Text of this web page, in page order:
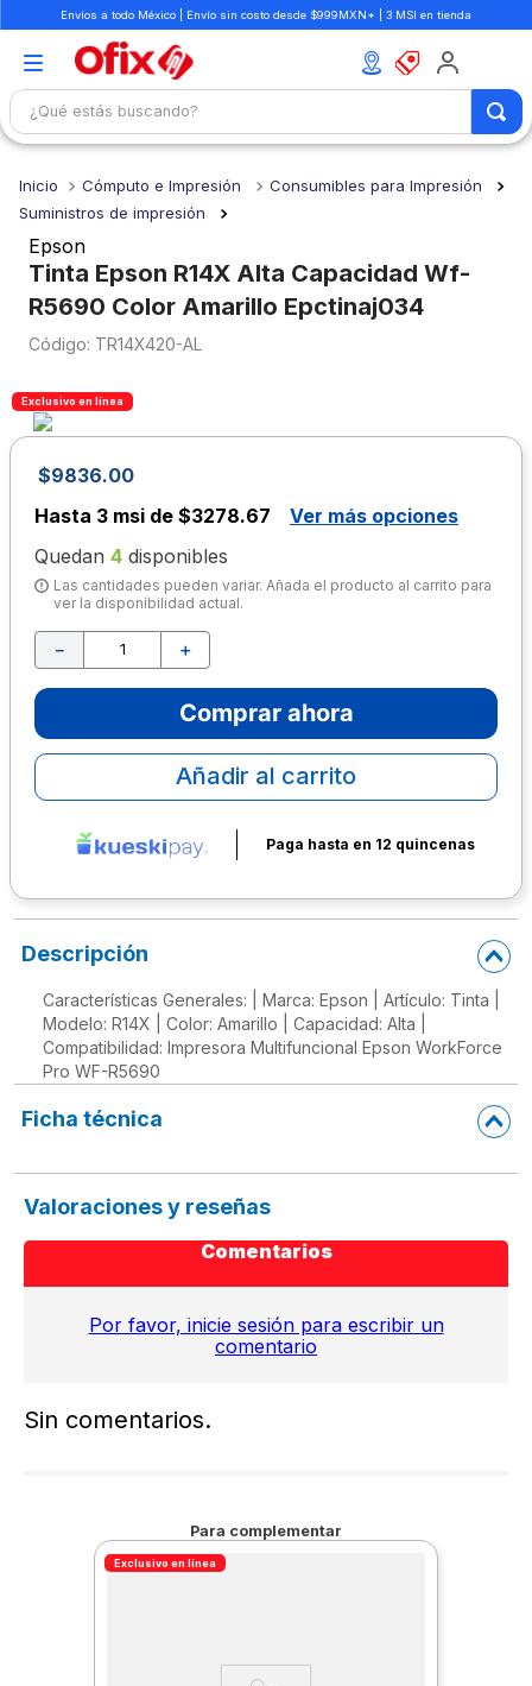
Envíos a todo México | Envío sin costo desde $999MXN* | 3 MSI en tienda
¿Qué estás buscando?
Cómputo e Impresión
Consumibles para Impresión
Suministros de impresión
Epson
Tinta Epson R14X Alta Capacidad Wf-
R5690 Color Amarillo Epctinaj034
: TR14X420-AL
Exclusivo en línea
$9836.00
Hasta 3 msi de $3278.67
Ver más opciones
Quedan 4 disponibles
Las cantidades pueden variar. Añada el producto al carrito para
ver la disponibilidad actual.
＋
－
Comprar ahora
Añadir al carrito
Paga hasta en 12 quincenas
Descripción
Características Generales: | Marca: Epson | Artículo: Tinta |
Modelo: R14X | Color: Amarillo | Capacidad: Alta |
Compatibilidad: Impresora Multifuncional Epson WorkForce
Pro WF-R5690
Ficha técnica
Valoraciones y reseñas
Comentarios
Por favor, inicie sesión para escribir un
comentario
Sin comentarios.
Para complementar
Exclusivo en línea
1.
mochilas
2
3
cuaderno
4.
cuadernos
colores
6.
boligrafo
7.
escritorio
8.
sacapuntas
9 .
escolar
10. lapiz